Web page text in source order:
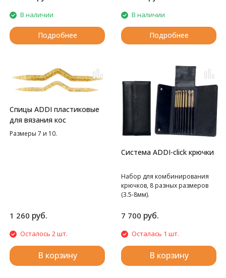
В наличии
Подробнее
В наличии
Подробнее
Спицы ADDI пластиковые
для вязания кос
Размеры 7 и 10.
1 260 руб.
Осталось 2 шт.
В корзину
Система ADDI-click крючки
Набор для комбинирования
крючков, 8 разных размеров
(3.5-8мм).
7 700 руб.
Осталась 1 шт.
В корзину